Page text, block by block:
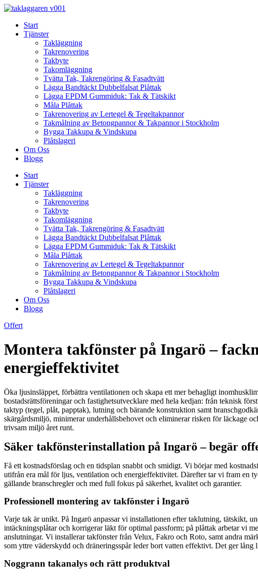
Skip
contentStart
Tjänster
Takläggning
Takrenovering
Takbyte
Takomläggning
Tvätta Tak, Takrengöring & Fasadtvätt
Lägga Bandtäckt Dubbelfalsat Plåttak
Lägga EPDM Gummiduk: Tak & Tätskikt
Måla Plåttak
Takrenovering av Lertegel & Tegeltakpannor
Takmålning av Betongpannor & Takpannor i Stockholm
Bygga Takkupa & Vindskupa
Plåtslageri
Om Oss
Blogg
Start
Tjänster
Takläggning
Takrenovering
Takbyte
Takomläggning
Tvätta Tak, Takrengöring & Fasadtvätt
Lägga Bandtäckt Dubbelfalsat Plåttak
Lägga EPDM Gummiduk: Tak & Tätskikt
Måla Plåttak
Takrenovering av Lertegel & Tegeltakpannor
Takmålning av Betongpannor & Takpannor i Stockholm
Bygga Takkupa & Vindskupa
Plåtslageri
Om Oss
Blogg
Offert
Montera takfönster på Ingarö –
energieffektivitet
Öka ljusinsläppet, förbättra ventilationen och skapa ett mer behagligt
bostadsrättsföreningar och fastighetsutvecklare med hela kedjan: från teknisk
taktyp (tegel, plåt, papptak), lutning och bärande konstruktion samt
skärgårdsmiljö, minimerar underhållsbehovet och eliminerar risken för läckage
trivsam miljö året runt.
Säker takfönsterinstallation på Ingarö – begär
Få ett kostnadsförslag och en tidsplan snabbt och smidigt. Vi börjar med
utifrån era mål för ljus, ventilation och energieffektivitet. Därefter tar vi fram en
gällande branschregler och med full fokus på säkerhet, kvalitet och garantier.
Professionell montering av takfönster i Ingarö
Varje tak är unikt. På Ingarö anpassar vi installationen efter taklutning, tätskikt,
intäckningsplåtar och korrigerar läkt för optimal passform; på plåttak arbetar vi
anslutningar. Vi installerar takfönster från Velux, Fakro och Roto, samt andra
som yttre väderskydd och dräneringsspår leder bort vatten effektivt. Det ger
Noggrann takanalys och rätt produktval